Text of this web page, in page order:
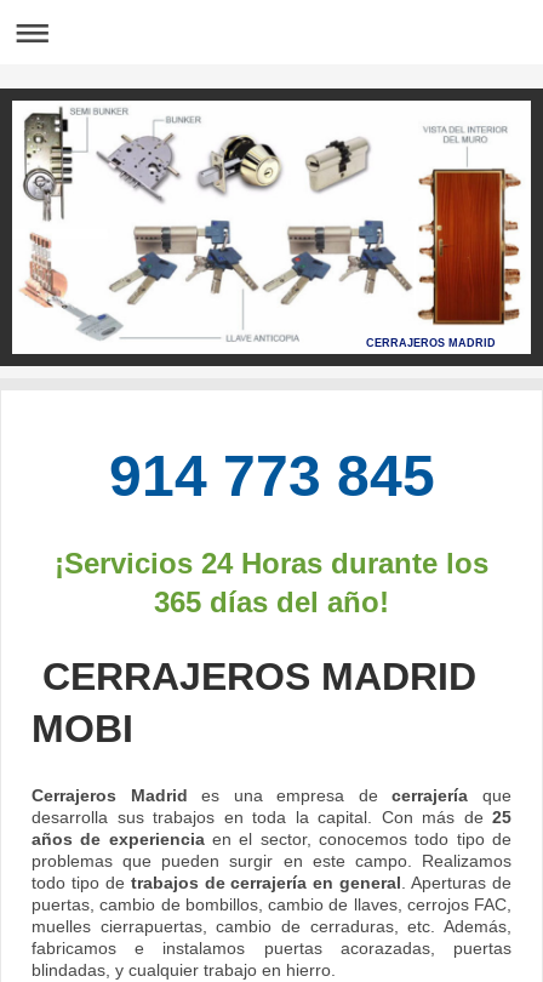
CERRAJEROS MADRID
914 773 845
¡Servicios 24 Horas durante los
365 días del año!
CERRAJEROS MADRID
MOBI
Cerrajeros Madrides una empresa decerrajería que
desarrolla sus trabajos en toda la capital. Con más de 25
años de experienciaen el sector, conocemos todo tipo de
problemas que pueden surgir en este campo. Realizamos
todo tipo de trabajos de cerrajería en general. Aperturas de
puertas, cambio de bombillos, cambio de llaves, cerrojos FAC,
muelles cierrapuertas, cambio de cerraduras, etc. Además,
fabricamos e instalamos puertas acorazadas, puertas
blindadas, y cualquier trabajo en hierro.